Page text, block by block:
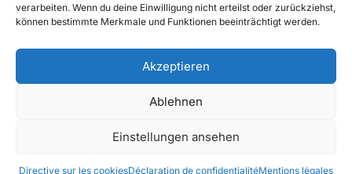
verarbeiten. Wenn du deine Einwilligung nicht erteilst oder zurückziehst,
können bestimmte Merkmale und Funktionen beeinträchtigt werden.
Akzeptieren
Ablehnen
Einstellungen ansehen
Directive sur les cookiesDéclaration de confidentialitéMentions légales
Bulletin d'information
Bons d'achat
Mentions légalesProtection des données
CONDITIONS GÉNÉRALES DE VENTE
méthodes de payement Information sur le droit de rétractation
Annuler le contrat
Appelez-nous